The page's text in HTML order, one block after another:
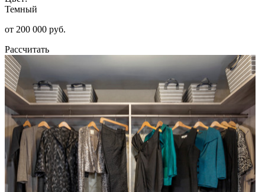
Темный
от 200 000 руб.
Рассчитать